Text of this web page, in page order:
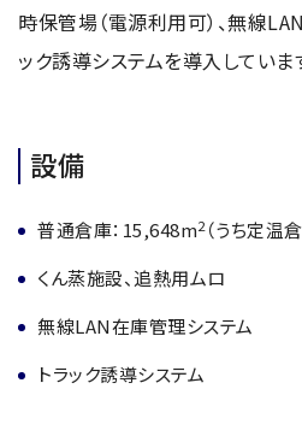
時保管場（電源利用可）、無線
ック誘導システムを導入していま
設備
普通倉庫：15,648m2（うち定温
くん蒸施設、追熱用ムロ
無線LAN在庫管理システム
トラック誘導システム